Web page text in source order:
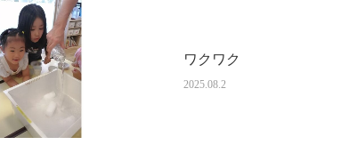
ワクワク
2025.08.2